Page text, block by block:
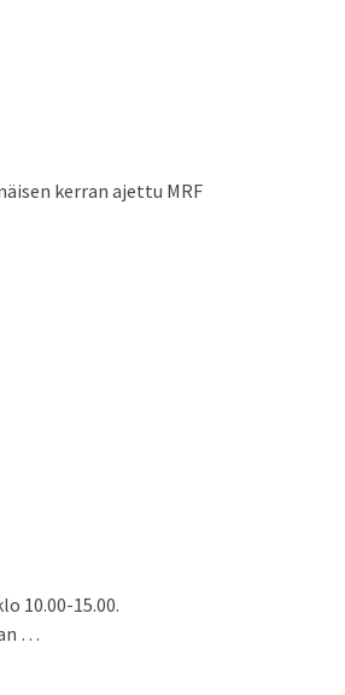
kerran ajettu MRF
10.00-15.00.
…